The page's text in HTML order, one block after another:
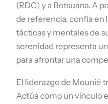
(RDC) y a Botsuana. A
de referencia, confía en
tácticas y mentales de
serenidad representa
para afrontar una
El liderazgo de Mounié
Actúa como un vínculo